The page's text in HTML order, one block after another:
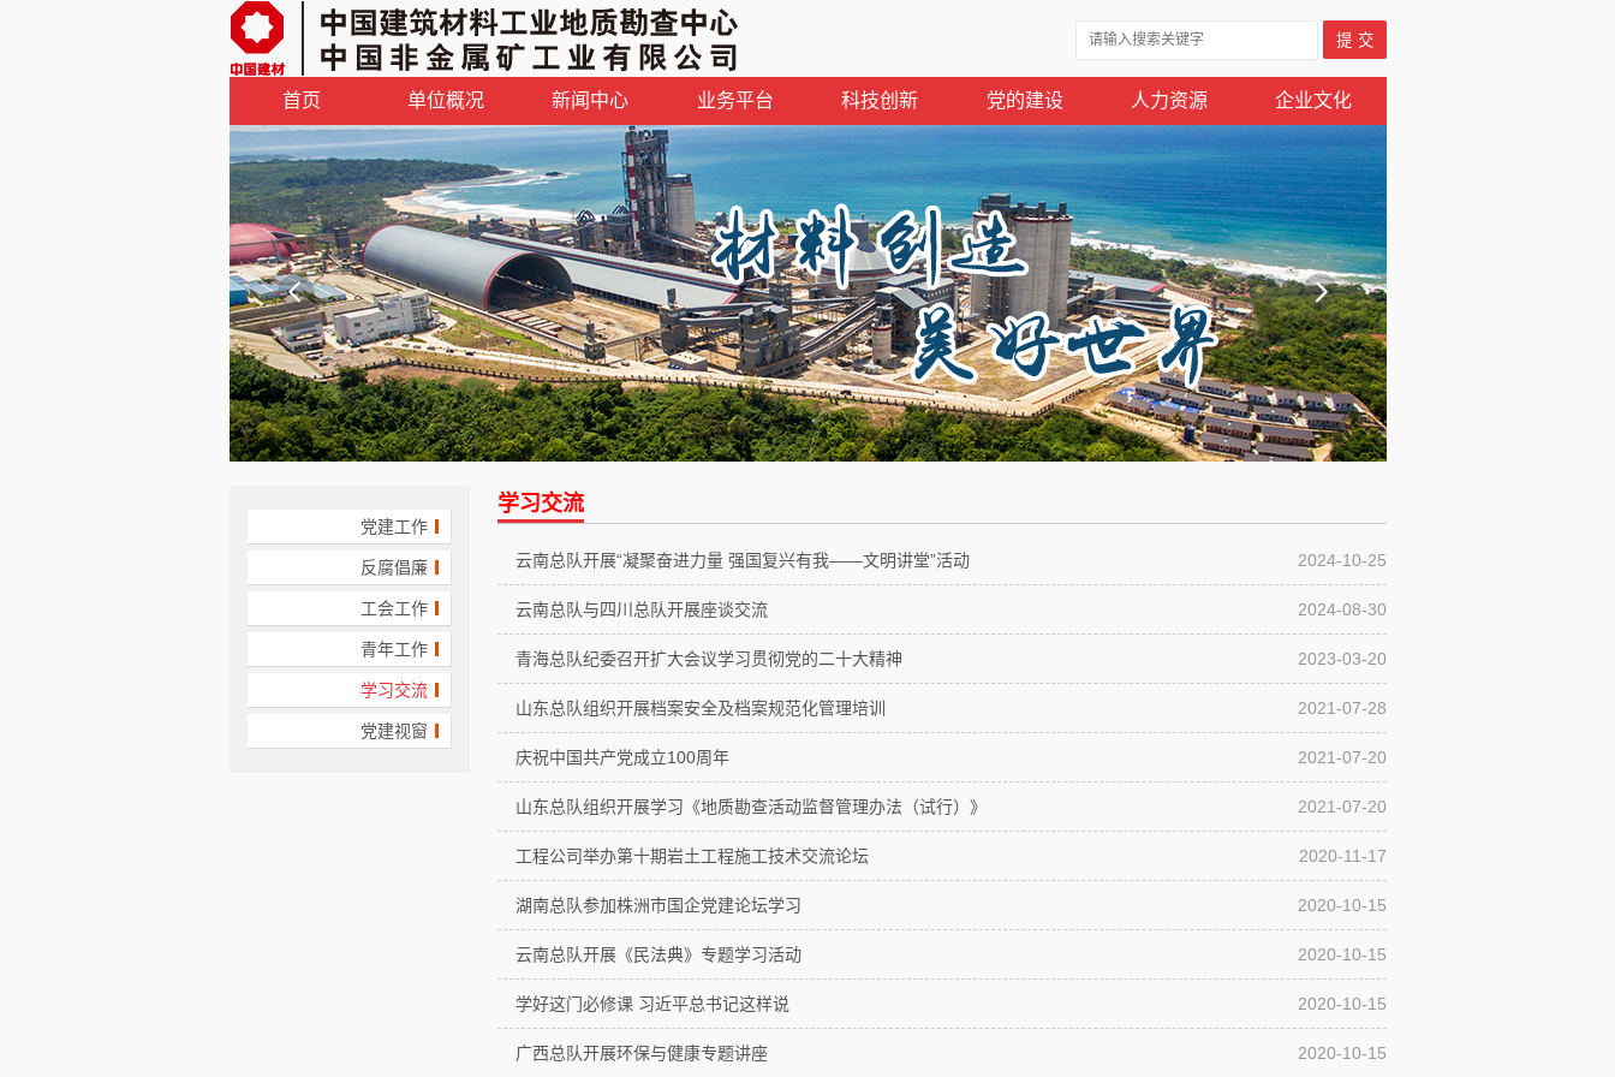
收藏本站 邮箱登陆
首页 单位概况 新闻中心 业务平台 科技创新 党的建设 人力资源 企业文化
党建工作
反腐倡廉
工会工作
青年工作
学习交流
党建视窗
学习交流
云南总队开展“凝聚奋进力量 强国复兴有我——文明讲堂”活动 2024-10-25
云南总队与四川总队开展座谈交流 2024-08-30
青海总队纪委召开扩大会议学习贯彻党的二十大精神 2023-03-20
山东总队组织开展档案安全及档案规范化管理培训 2021-07-28
庆祝中国共产党成立100周年 2021-07-20
山东总队组织开展学习《地质勘查活动监督管理办法（试行）》 2021-07-20
工程公司举办第十期岩土工程施工技术交流论坛 2020-11-17
湖南总队参加株洲市国企党建论坛学习 2020-10-15
云南总队开展《民法典》专题学习活动 2020-10-15
学好这门必修课 习近平总书记这样说 2020-10-15
广西总队开展环保与健康专题讲座 2020-10-15